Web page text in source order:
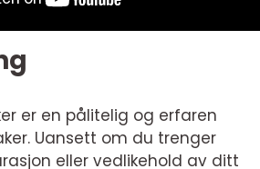
er en pålitelig og erfaren
Uansett om du trenger
eller vedlikehold av ditt